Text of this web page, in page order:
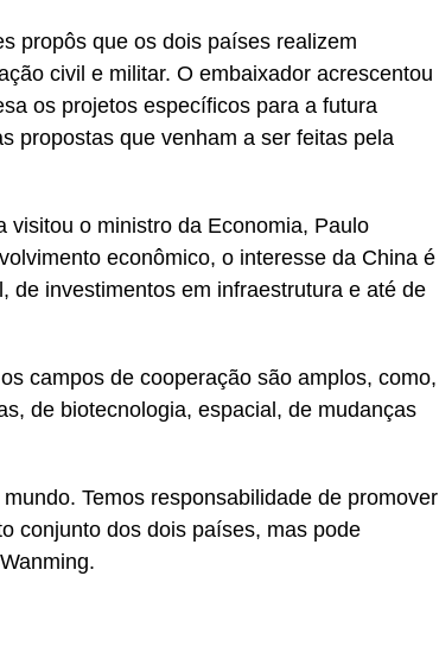
propôs que os dois países realizem
civil e militar. O embaixador acrescentou
os projetos específicos para a futura
propostas que venham a ser feitas pela
visitou o ministro da Economia, Paulo
econômico, o interesse da China é
de investimentos em infraestrutura e até de
campos de cooperação são amplos, como,
de biotecnologia, espacial, de mudanças
Temos responsabilidade de promover
conjunto dos dois países, mas pode